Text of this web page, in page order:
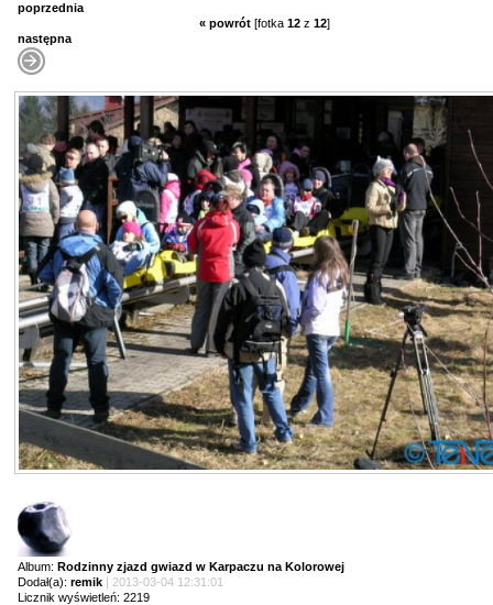
poprzednia
« powrót [fotka 12 z 12]
następna
Album: Rodzinny zjazd gwiazd w Karpaczu na Kolorowej
Dodał(a): remik | 2013-03-04 12:31:01
Licznik wyświetleń: 2219